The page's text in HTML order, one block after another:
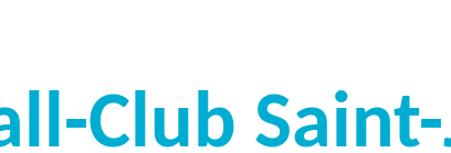
Club Saint-